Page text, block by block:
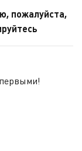
пожалуйста,